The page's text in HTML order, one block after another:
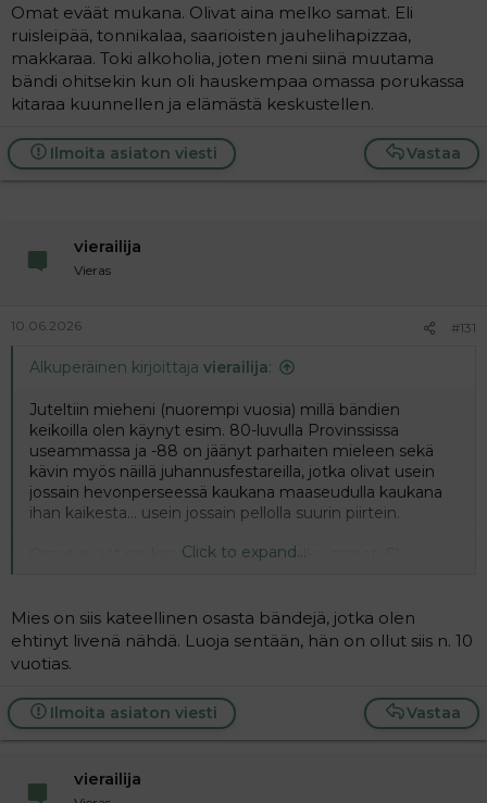
Omat eväät mukana. Olivat aina melko samat. Eli
ruisleipää, tonnikalaa, saarioisten jauhelihapizzaa,
makkaraa. Toki alkoholia, joten meni siinä muutama
bändi ohitsekin kun oli hauskempaa omassa porukassa
kitaraa kuunnellen ja elämästä keskustellen.
Vastaa
Ilmoita asiaton viesti
vierailija
Vieras
10.06.2026 #131
Alkuperäinen kirjoittaja vierailija:
Juteltiin mieheni (nuorempi vuosia) millä bändien
keikoilla olen käynyt esim. 80-luvulla Provinssissa
useammassa ja -88 on jäänyt parhaiten mieleen sekä
kävin myös näillä juhannusfestareilla, jotka olivat usein
jossain hevonperseessä kaukana maaseudulla kaukana
ihan kaikesta... usein jossain pellolla suurin piirtein.
Omat eväät mukana. Olivat aina melko samat. Eli
bändi ohitsekin kun oli hauskempaa omassa porukassa
kitaraa kuunnellen ja elämästä keskustellen.
Click to expand...
Mies on siis kateellinen osasta bändejä, jotka olen
ehtinyt livenä nähdä. Luoja sentään, hän on ollut siis n. 10
vuotias.
Vastaa
Ilmoita asiaton viesti
vierailija